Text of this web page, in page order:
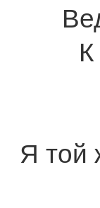
Я той